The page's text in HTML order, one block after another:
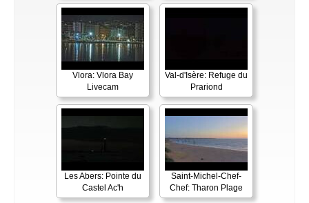
Vlora: Vlora Bay
Livecam
Val-d'Isère: Refuge du
Prariond
Les Abers: Pointe du
Castel Ac'h
Saint-Michel-Chef-
Chef: Tharon Plage